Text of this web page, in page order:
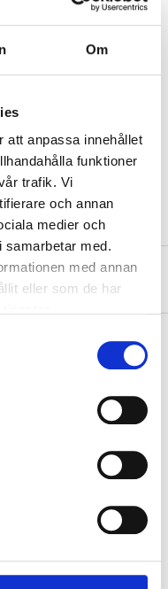
Om
att anpassa innehållet
funktioner
trafik. Vi
och annan
medier och
samarbetar med.
med annan
eller som de har
cm (10 cm folded)
cm (12 cm folded)
cm
For more information
bought